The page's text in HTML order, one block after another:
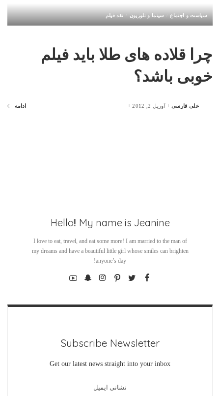
سیاست و اجتماع سینما و تلوزیون نقد فیلم
چرا قلاده های طلا باید فیلم
خوبی باشد؟
Postedعلی فارسی آوریل 2, 2012 ادامه
Hello!! My name is Jeanine
I love to eat, travel, and eat some more! I am married to the man of
my dreams and have a beautiful little girl whose smiles can brighten
anyone’s day!
Subscribe Newsletter
Get our latest news straight into your inbox